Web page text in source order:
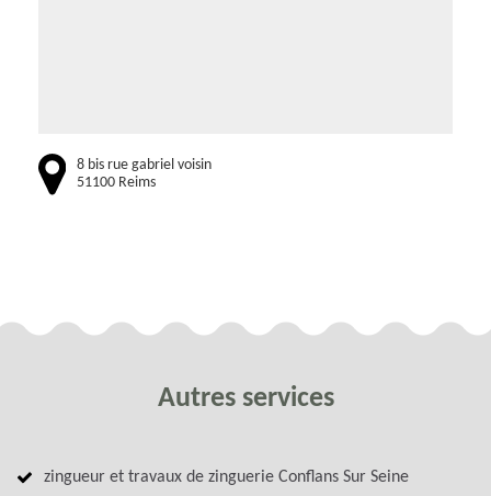
8 bis rue gabriel voisin
51100 Reims
Autres services
zingueur et travaux de zinguerie Conflans Sur Seine